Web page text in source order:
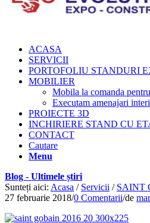
ACASA
SERVICII
PORTOFOLIU STANDURI
MOBILIER
Mobila la comanda
Executam amenajari
PROIECTE 3D
INCHIRIERE STAND CU
CONTACT
Cautare
Menu
Blog - Ultimele știri
Sunteți aici: Acasa / Servicii / SAINT
27 februarie 2018/0 Comentarii/de